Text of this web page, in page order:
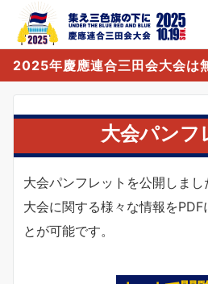
大会パンフ
大会パンフレットを公開しまし
大会に関する様々な情報を
とが可能です。